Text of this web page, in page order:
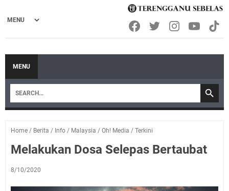
MENU
Home / Berita / Info / Malaysia / Oh! Media / Terkini
Melakukan Dosa Selepas Bertaubat
8/10/2020